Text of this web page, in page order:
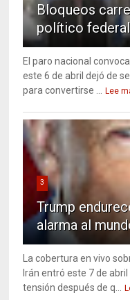
Bloqueos
político federal
El paro nacional
este 6 de abril dejó de
para convertirse ...
Lee
3
Trump
alarma al
La cobertura en vivo
Irán entró este 7 de
tensión después de q...